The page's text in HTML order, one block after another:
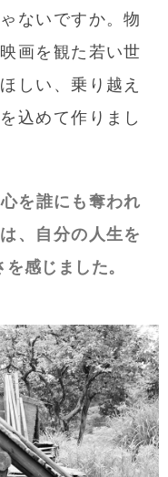
ないですか。物
画を観た若い世
しい、乗り越え
込めて作りまし
を誰にも奪われ
、自分の人生を
感じました。